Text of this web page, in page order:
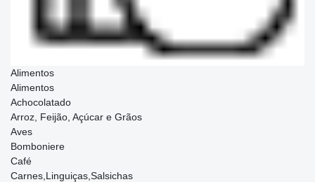
Alimentos
Alimentos
Achocolatado
Arroz, Feijão, Açúcar e Grãos
Aves
Bomboniere
Café
Carnes,Linguiças,Salsichas